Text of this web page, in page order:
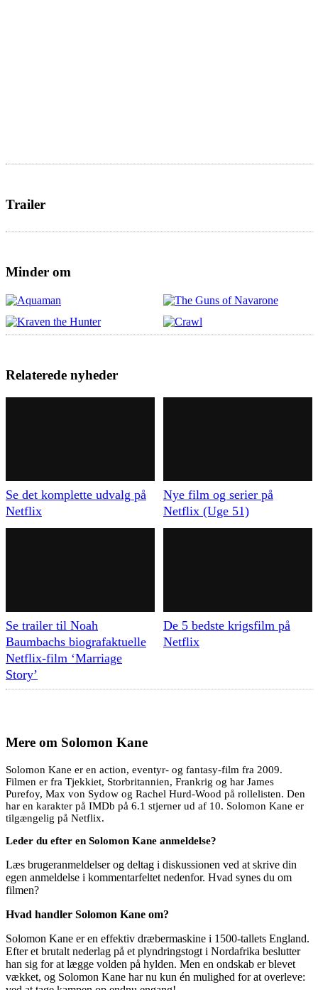
Trailer
Minder om
Relaterede nyheder
Se det komplette udvalg på
Netflix
Nye film og serier på
Netflix (Uge 51)
Se trailer til Noah
Baumbachs biografaktuelle
Netflix-film ‘Marriage
Story’
De 5 bedste krigsfilm på
Netflix
Mere om Solomon Kane
Solomon Kane er en action, eventyr- og fantasy-film fra 2009.
Filmen er fra Tjekkiet, Storbritannien, Frankrig og har James
Purefoy, Max von Sydow og Rachel Hurd-Wood på rollelisten. Den
har en karakter på IMDb på 6.1 stjerner ud af 10. Solomon Kane er
tilgængelig på Netflix.
Leder du efter en Solomon Kane anmeldelse?
Læs brugeranmeldelser og deltag i diskussionen ved at skrive din
egen anmeldelse i kommentarfeltet nedenfor. Hvad synes du om
filmen?
Hvad handler Solomon Kane om?
Solomon Kane er en effektiv dræbermaskine i 1500-tallets England.
Efter et brutalt nederlag på et plyndringstogt i Nordafrika beslutter
han sig for at lægge volden på hylden. Men en ondskab er blevet
vækket, og Solomon Kane har nu kun én mulighed for at overleve: